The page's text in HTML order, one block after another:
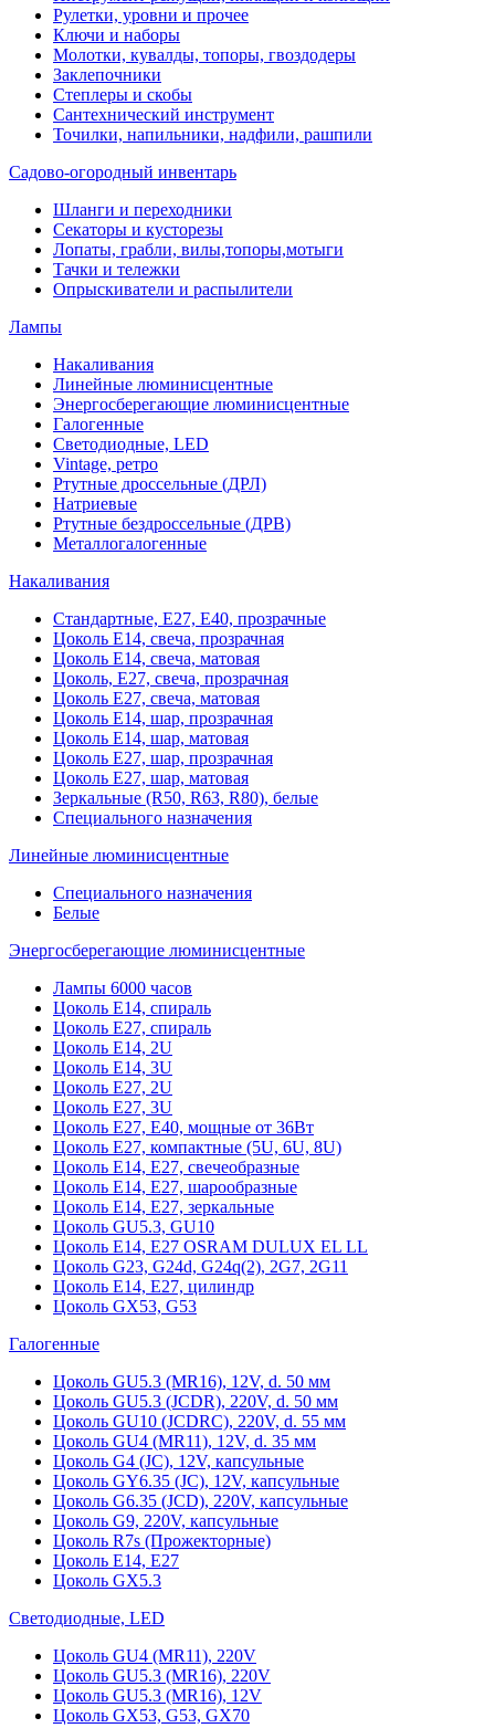
Рулетки, уровни и прочее
Ключи и наборы
Молотки, кувалды, топоры, гвоздодеры
Заклепочники
Степлеры и скобы
Сантехнический инструмент
Точилки, напильники, надфили, рашпили
Садово-огородный инвентарь
Шланги и переходники
Секаторы и кусторезы
Лопаты, грабли, вилы,топоры,мотыги
Тачки и тележки
Опрыскиватели и распылители
Лампы
Накаливания
Линейные люминисцентные
Энергосберегающие люминисцентные
Галогенные
Светодиодные, LED
Vintage, ретро
Ртутные дроссельные (ДРЛ)
Натриевые
Ртутные бездроссельные (ДРВ)
Металлогалогенные
Накаливания
Стандартные, Е27, Е40, прозрачные
Цоколь Е14, свеча, прозрачная
Цоколь Е14, свеча, матовая
Цоколь, Е27, свеча, прозрачная
Цоколь Е27, свеча, матовая
Цоколь Е14, шар, прозрачная
Цоколь Е14, шар, матовая
Цоколь Е27, шар, прозрачная
Цоколь Е27, шар, матовая
Зеркальные (R50, R63, R80), белые
Специального назначения
Линейные люминисцентные
Специального назначения
Белые
Энергосберегающие люминисцентные
Лампы 6000 часов
Цоколь Е14, спираль
Цоколь Е27, спираль
Цоколь Е14, 2U
Цоколь Е14, 3U
Цоколь Е27, 2U
Цоколь Е27, 3U
Цоколь Е27, Е40, мощные от 36Вт
Цоколь Е27, компактные (5U, 6U, 8U)
Цоколь Е14, Е27, свечеобразные
Цоколь Е14, Е27, шарообразные
Цоколь Е14, Е27, зеркальные
Цоколь GU5.3, GU10
Цоколь Е14, Е27 OSRAM DULUX EL LL
Цоколь G23, G24d, G24q(2), 2G7, 2G11
Цоколь Е14, Е27, цилиндр
Цоколь GX53, G53
Галогенные
Цоколь GU5.3 (MR16), 12V, d. 50 мм
Цоколь GU5.3 (JCDR), 220V, d. 50 мм
Цоколь GU10 (JCDRC), 220V, d. 55 мм
Цоколь GU4 (MR11), 12V, d. 35 мм
Цоколь G4 (JC), 12V, капсульные
Цоколь GY6.35 (JC), 12V, капсульные
Цоколь G6.35 (JCD), 220V, капсульные
Цоколь G9, 220V, капсульные
Цоколь R7s (Прожекторные)
Цоколь E14, E27
Цоколь GX5.3
Светодиодные, LED
Цоколь GU4 (MR11), 220V
Цоколь GU5.3 (MR16), 220V
Цоколь GU5.3 (MR16), 12V
Цоколь GX53, G53, GX70